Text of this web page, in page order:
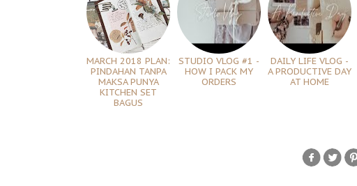
MARCH 2018 PLAN:
PINDAHAN TANPA
MAKSA PUNYA
KITCHEN SET
BAGUS
STUDIO VLOG #1 -
HOW I PACK MY
ORDERS
DAILY LIFE VLOG -
A PRODUCTIVE DAY
AT HOME